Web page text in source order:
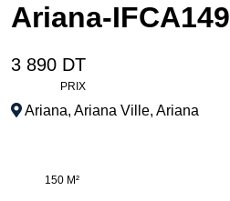
Ariana-IFCA149
3 890 DT
PRIX
Ariana, Ariana Ville, Ariana
150 M²